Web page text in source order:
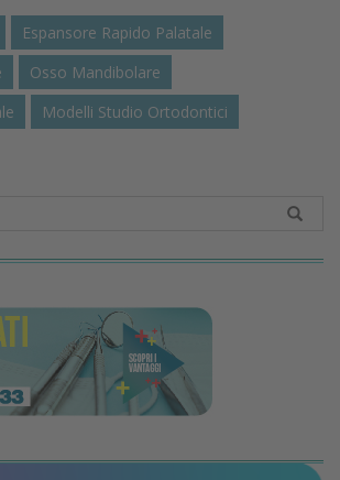
Espansore Rapido Palatale
Osso Mandibolare
Modelli Studio Ortodontici